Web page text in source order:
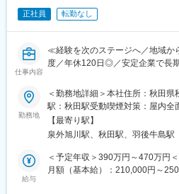
変更の範囲：会社の定める業務
■どんな環境か：
ジョブカンでは様々なフェーズ
製品はリリース時期が異なり、そ
ため、立ち上げ／成長期／成熟
Python、AWS／GCPなどの技術
長環境を創り出しています。
■なにをできるのか：
ジョブカン勤怠管理を具体例とし
ーキテクチャで実現されていま
した事業展開を行うために、数々
正社員 転勤なし
仕事内容
≪経験を次のステージへ／地域か
度／年休120日◎／安定企業で長
・問い合わせ対応だけでなく業
るため経験を活かしてキャリアア
・年間休日120日かつ残業月5時
経験者も無理なく働ける
・地域の通信インフラを支える企
を直接実感できる
勤務地
＜勤務地詳細＞本社住所：秋田
駅：秋田駅受動喫煙対策：屋内全
【最寄り駅】
泉外旭川駅、秋田駅、羽後牛島駅
給与
＜予定年収＞390万円～470万円
月額（基本給）：210,000円～